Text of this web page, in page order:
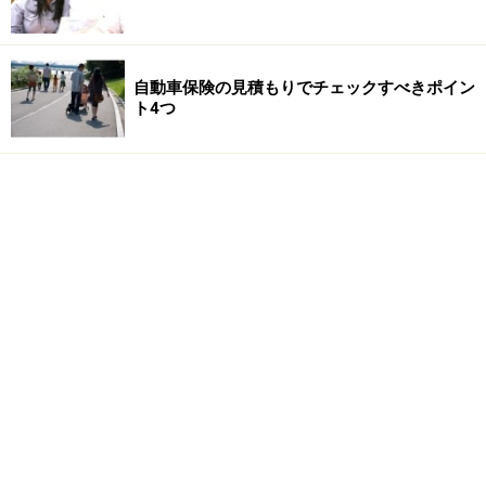
自動車保険の見積もりでチェックすべきポイン
ト4つ